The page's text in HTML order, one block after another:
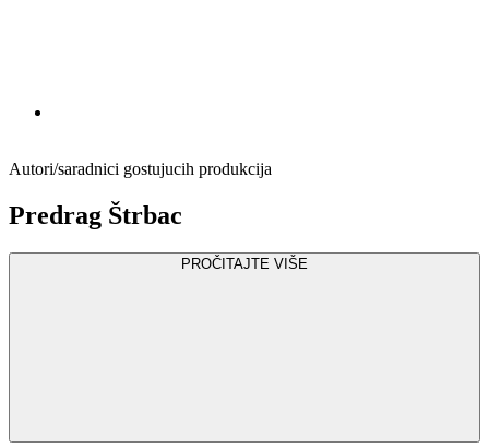
Autori/saradnici gostujucih produkcija
Predrag Štrbac
PROČITAJTE VIŠE